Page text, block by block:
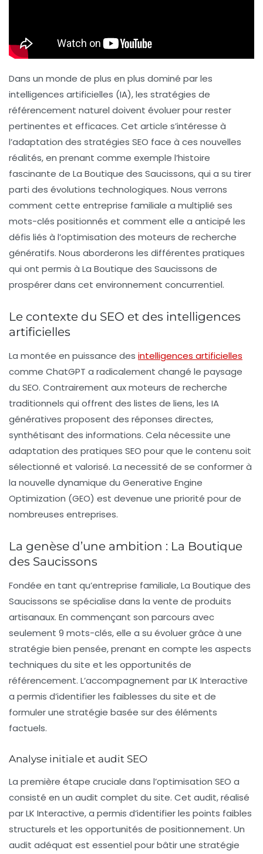
Dans un monde de plus en plus dominé par les
intelligences artificielles (IA), les stratégies de
référencement naturel doivent évoluer pour rester
pertinentes et efficaces. Cet article s’intéresse à
l’adaptation des stratégies SEO face à ces nouvelles
réalités, en prenant comme exemple l’histoire
fascinante de La Boutique des Saucissons, qui a su tirer
parti des évolutions technologiques. Nous verrons
comment cette entreprise familiale a multiplié ses
mots-clés positionnés et comment elle a anticipé les
défis liés à l’optimisation des moteurs de recherche
génératifs. Nous aborderons les différentes pratiques
qui ont permis à La Boutique des Saucissons de
prospérer dans cet environnement concurrentiel.
Le contexte du SEO et des intelligences
artificielles
La montée en puissance des intelligences artificielles
comme ChatGPT a radicalement changé le paysage
du SEO. Contrairement aux moteurs de recherche
traditionnels qui offrent des listes de liens, les IA
génératives proposent des réponses directes,
synthétisant des informations. Cela nécessite une
adaptation des pratiques SEO pour que le contenu soit
sélectionné et valorisé. La necessité de se conformer à
la nouvelle dynamique du Generative Engine
Optimization (GEO) est devenue une priorité pour de
nombreuses entreprises.
La genèse d’une ambition : La Boutique
des Saucissons
Fondée en tant qu’entreprise familiale, La Boutique des
Saucissons se spécialise dans la vente de produits
artisanaux. En commençant son parcours avec
seulement 9 mots-clés, elle a su évoluer grâce à une
stratégie bien pensée, prenant en compte les aspects
techniques du site et les opportunités de
référencement. L’accompagnement par LK Interactive
a permis d’identifier les faiblesses du site et de
formuler une stratégie basée sur des éléments
factuels.
Analyse initiale et audit SEO
La première étape cruciale dans l’optimisation SEO a
consisté en un audit complet du site. Cet audit, réalisé
par LK Interactive, a permis d’identifier les points faibles
structurels et les opportunités de positionnement. Un
audit adéquat est essentiel pour bâtir une stratégie